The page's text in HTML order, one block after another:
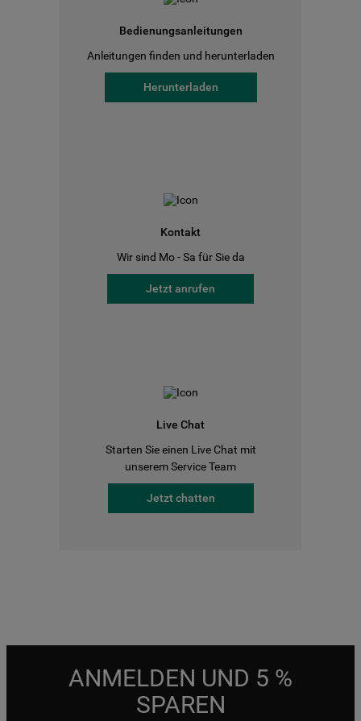
Bedienungsanleitungen
Anleitungen finden und herunterladen
Herunterladen
Kontakt
Wir sind Mo - Sa für Sie da
Jetzt anrufen
Live Chat
Starten Sie einen Live Chat mit
unserem Service Team
Jetzt chatten
ANMELDEN UND 5 %
SPAREN